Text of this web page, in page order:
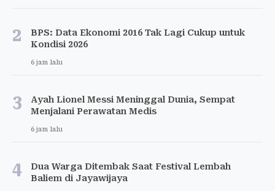
2
BPS: Data Ekonomi 2016 Tak Lagi Cukup untuk
Kondisi 2026
6 jam lalu
3
Ayah Lionel Messi Meninggal Dunia, Sempat
Menjalani Perawatan Medis
6 jam lalu
4
Dua Warga Ditembak Saat Festival Lembah
Baliem di Jayawijaya